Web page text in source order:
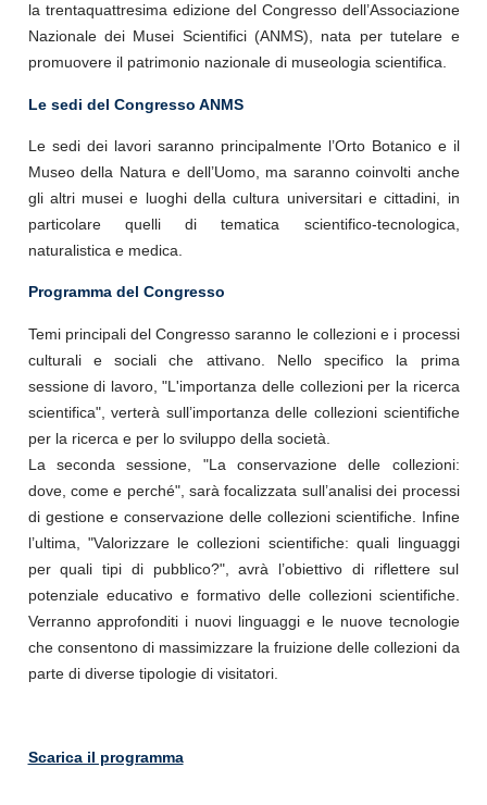
la trentaquattresima edizione del Congresso dell’Associazione
Nazionale dei Musei Scientifici (ANMS), nata per tutelare e
promuovere il patrimonio nazionale di museologia scientifica.
Le sedi del Congresso ANMS
Le sedi dei lavori saranno principalmente l’Orto Botanico e il
Museo della Natura e dell’Uomo, ma saranno coinvolti anche
gli altri musei e luoghi della cultura universitari e cittadini, in
particolare quelli di tematica scientifico-tecnologica,
naturalistica e medica.
Programma del Congresso
Temi principali del Congresso saranno le collezioni e i processi
culturali e sociali che attivano. Nello specifico la prima
sessione di lavoro, "L'importanza delle collezioni per la ricerca
scientifica", verterà sull’importanza delle collezioni scientifiche
per la ricerca e per lo sviluppo della società.
La seconda sessione, "La conservazione delle collezioni:
dove, come e perché", sarà focalizzata sull’analisi dei processi
di gestione e conservazione delle collezioni scientifiche. Infine
l’ultima, "Valorizzare le collezioni scientifiche: quali linguaggi
per quali tipi di pubblico?", avrà l’obiettivo di riflettere sul
potenziale educativo e formativo delle collezioni scientifiche.
Verranno approfonditi i nuovi linguaggi e le nuove tecnologie
che consentono di massimizzare la fruizione delle collezioni da
parte di diverse tipologie di visitatori.
Scarica il programma